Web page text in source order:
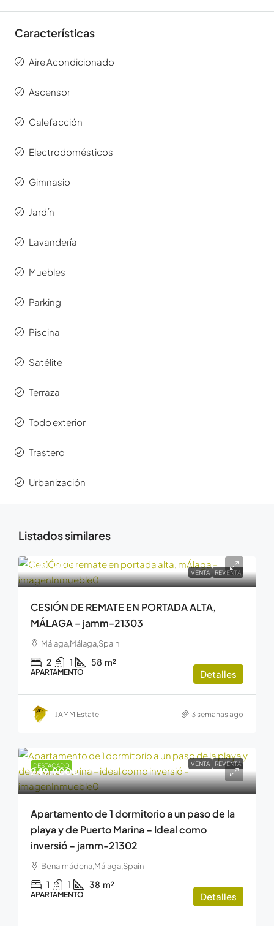
Características
Aire Acondicionado
Ascensor
Calefacción
Electrodomésticos
Gimnasio
Jardín
Lavandería
Muebles
Parking
Piscina
Satélite
Terraza
Todo exterior
Trastero
Urbanización
Listados similares
VENTA REVENTA
100.000€
CESIÓN DE REMATE EN PORTADA ALTA,
MÁLAGA – jamm-21303
Málaga,Málaga,Spain
2 1 58 m²
APARTAMENTO Detalles
JAMM Estate 3 semanas ago
DESTACADO VENTA REVENTA
249.900€
Apartamento de 1 dormitorio a un paso de la
playa y de Puerto Marina – Ideal como
inversió – jamm-21302
Benalmádena,Málaga,Spain
1 1 38 m²
APARTAMENTO Detalles